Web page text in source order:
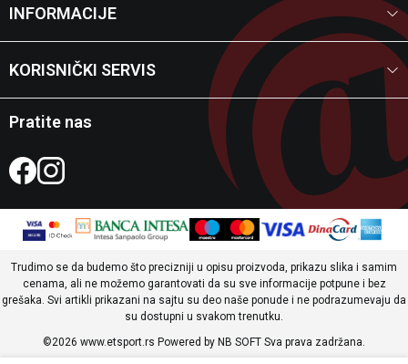
INFORMACIJE
KORISNIČKI SERVIS
Pratite nas
Trudimo se da budemo što precizniji u opisu proizvoda, prikazu slika i samim
cenama, ali ne možemo garantovati da su sve informacije potpune i bez
grešaka. Svi artikli prikazani na sajtu su deo naše ponude i ne podrazumevaju da
su dostupni u svakom trenutku.
©2026 www.etsport.rs Powered by NB SOFT Sva prava zadržana.